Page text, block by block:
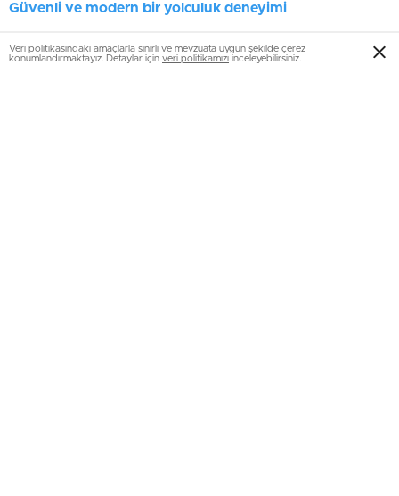
Güvenli ve modern bir yolculuk deneyimi
Veri politikasındaki amaçlarla sınırlı ve mevzuata uygun şekilde çerez
konumlandırmaktayız. Detaylar için veri politikamızı inceleyebilirsiniz.